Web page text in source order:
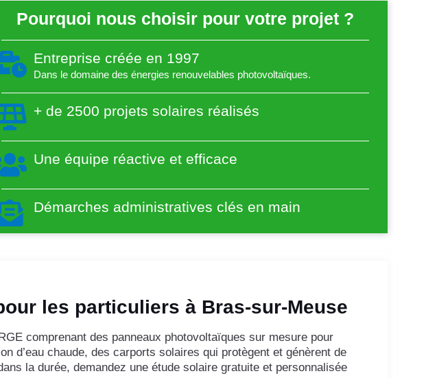
Pourquoi nous choisir pour votre projet ?
Entreprise créée en 1997
Dans le domaine des énergies renouvelables photovoltaïques.
+ de 2500 projets solaires réalisés
Une équipe réactive et efficace
Démarches administratives clés en main
les particuliers à Bras-sur-Meuse
comprenant des panneaux photovoltaïques sur mesure pour
d’eau chaude, des carports solaires qui protègent et génèrent de
la durée, demandez une étude solaire gratuite et personnalisée